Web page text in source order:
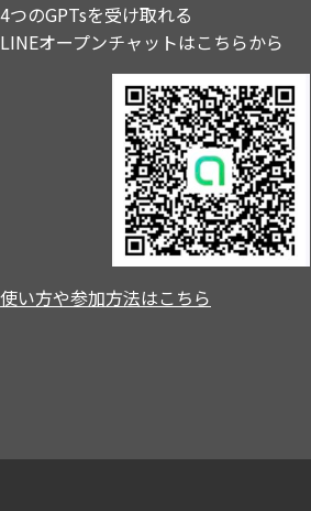
4つのGPTsを受け取れる
LINEオープンチャットはこちらから
使い方や参加方法はこちら